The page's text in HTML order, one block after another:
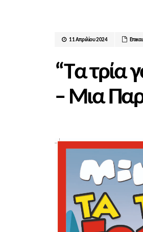
11 Απριλίου 2024
“Τα τρία
– Μια